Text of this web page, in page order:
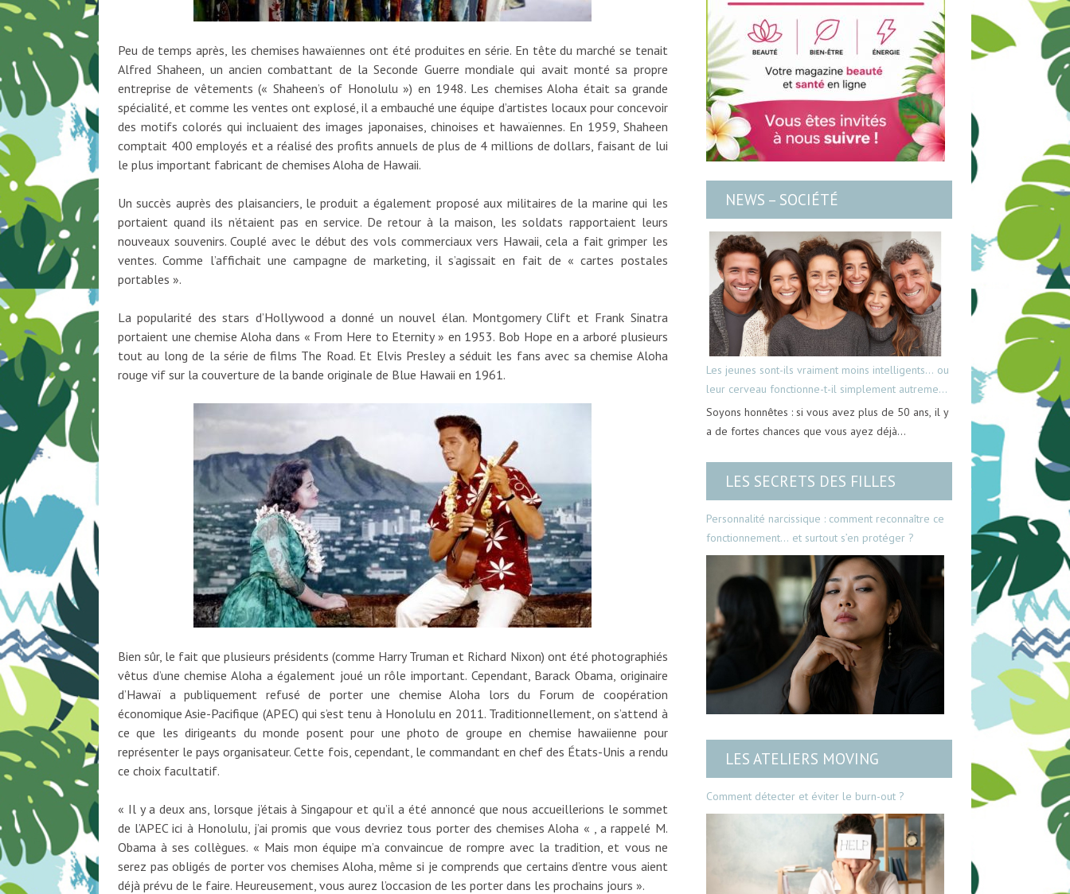
Peu de temps après, les chemises hawaïennes ont été produites en série. En tête du marché se tenait
Alfred Shaheen, un ancien combattant de la Seconde Guerre mondiale qui avait monté sa propre
entreprise de vêtements (« Shaheen’s of Honolulu ») en 1948. Les chemises Aloha était sa grande
spécialité, et comme les ventes ont explosé, il a embauché une équipe d’artistes locaux pour concevoir
des motifs colorés qui incluaient des images japonaises, chinoises et hawaïennes. En 1959, Shaheen
comptait 400 employés et a réalisé des profits annuels de plus de 4 millions de dollars, faisant de lui
le plus important fabricant de chemises Aloha de Hawaii.
Un succès auprès des plaisanciers, le produit a également proposé aux militaires de la marine qui les
portaient quand ils n’étaient pas en service. De retour à la maison, les soldats rapportaient leurs
nouveaux souvenirs. Couplé avec le début des vols commerciaux vers Hawaii, cela a fait grimper les
ventes. Comme l’affichait une campagne de marketing, il s’agissait en fait de « cartes postales
portables ».
La popularité des stars d’Hollywood a donné un nouvel élan. Montgomery Clift et Frank Sinatra
portaient une chemise Aloha dans « From Here to Eternity » en 1953. Bob Hope en a arboré plusieurs
tout au long de la série de films The Road. Et Elvis Presley a séduit les fans avec sa chemise Aloha
rouge vif sur la couverture de la bande originale de Blue Hawaii en 1961.
Bien sûr, le fait que plusieurs présidents (comme Harry Truman et Richard Nixon) ont été photographiés
vêtus d’une chemise Aloha a également joué un rôle important. Cependant, Barack Obama, originaire
d’Hawaï a publiquement refusé de porter une chemise Aloha lors du Forum de coopération
économique Asie-Pacifique (APEC) qui s’est tenu à Honolulu en 2011. Traditionnellement, on s’attend à
ce que les dirigeants du monde posent pour une photo de groupe en chemise hawaiienne pour
représenter le pays organisateur. Cette fois, cependant, le commandant en chef des États-Unis a rendu
ce choix facultatif.
« Il y a deux ans, lorsque j’étais à Singapour et qu’il a été annoncé que nous accueillerions le sommet
de l’APEC ici à Honolulu, j’ai promis que vous devriez tous porter des chemises Aloha « , a rappelé M.
Obama à ses collègues. « Mais mon équipe m’a convaincue de rompre avec la tradition, et vous ne
serez pas obligés de porter vos chemises Aloha, même si je comprends que certains d’entre vous aient
déjà prévu de le faire. Heureusement, vous aurez l’occasion de les porter dans les prochains jours ».
NEWS – SOCIÉTÉ
Les jeunes sont-ils vraiment moins intelligents… ou
leur cerveau fonctionne-t-il simplement autrement
?
Soyons honnêtes : si vous avez plus de 50 ans, il y
a de fortes chances que vous ayez déjà…
LES SECRETS DES FILLES
Personnalité narcissique : comment reconnaître ce
fonctionnement… et surtout s’en protéger ?
LES ATELIERS MOVING
Comment détecter et éviter le burn-out ?